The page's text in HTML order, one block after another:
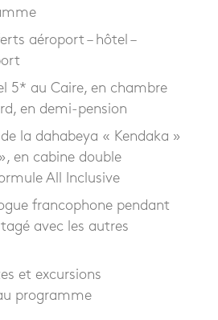
aéroport – hôtel –
5* au Caire, en chambre
en demi-pension
la dahabeya « Kendaka »
en cabine double
All Inclusive
francophone pendant
avec les autres
et excursions
programme